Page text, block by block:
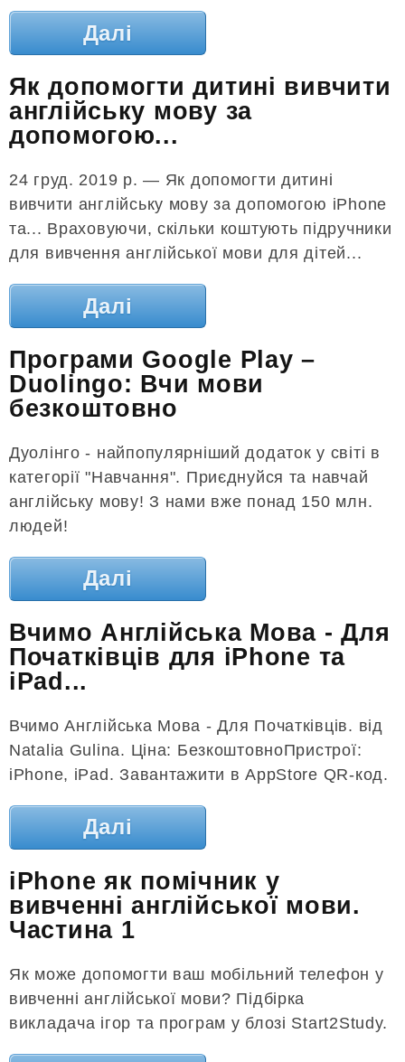
Далі
Як допомогти дитині вивчити
англійську мову за
допомогою...
24 груд. 2019 р. — Як допомогти дитині
вивчити англійську мову за допомогою iPhone
та... Враховуючи, скільки коштують підручники
для вивчення англійської мови для дітей...
Далі
Програми Google Play –
Duolingo: Вчи мови
безкоштовно
Дуолінго - найпопулярніший додаток у світі в
категорії "Навчання". Приєднуйся та навчай
англійську мову! З нами вже понад 150 млн.
людей!
Далі
Вчимо Англійська Мова - Для
Початківців для iPhone та
iPad...
Вчимо Англійська Мова - Для Початківців. від
Natalia Gulina. Ціна: БезкоштовноПристрої:
iPhone, iPad. Завантажити в AppStore QR-код.
Далі
iPhone як помічник у
вивченні англійської мови.
Частина 1
Як може допомогти ваш мобільний телефон у
вивченні англійської мови? Підбірка
викладача ігор та програм у блозі Start2Study.